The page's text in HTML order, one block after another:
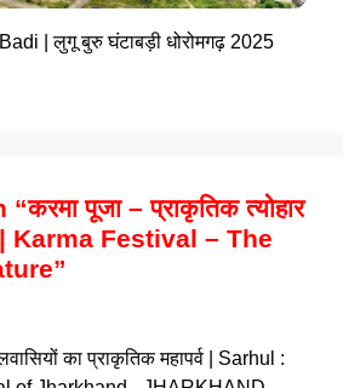
| लुगू बुरु घंटाबड़ी धोरोमगढ़ 2025
पूजा – प्राकृतिक त्योहार
| Karma Festival – The
का प्राकृतिक महापर्व | Sarhul :